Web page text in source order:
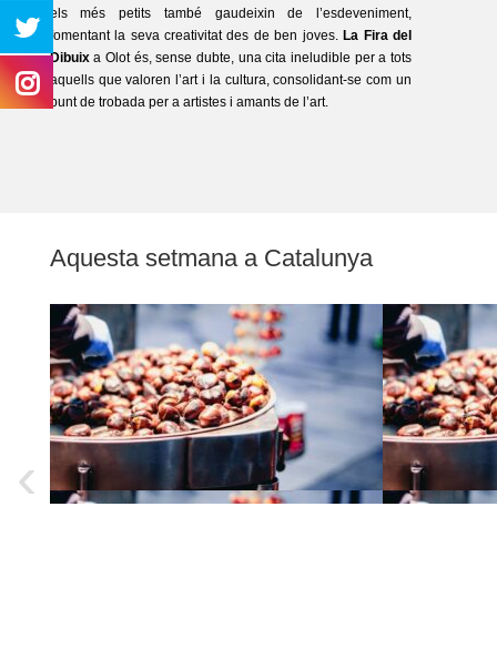
els més petits també gaudeixin de l’esdeveniment,
fomentant la seva creativitat des de ben joves. La Fira del
Dibuixa Olot és, sense dubte, una cita ineludible per a tots
aquells que valoren l’art i la cultura, consolidant-se com un
punt de trobada per a artistes i amants de l’art.
Aquesta setmana a Catalunya
‹